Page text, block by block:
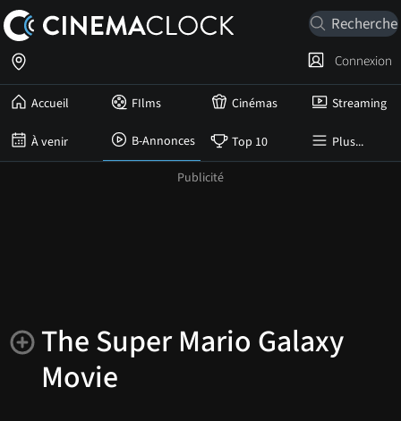
Accueil FIlms Cinémas Streaming
À venir B-Annonces Top 10 Plus...
Connexion
The Super Mario Galaxy
Movie